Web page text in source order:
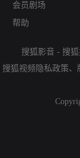
会员剧场
帮助
搜狐影音 - 搜
搜狐视频隐私政策、